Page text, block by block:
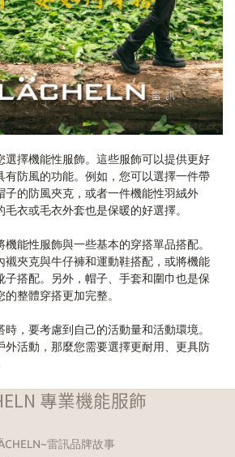
選擇機能性服飾。這些服飾可以提供更好
有防風的功能。例如，您可以選擇一件帶
子的防風夾克，或者一件機能性羽絨外
衣或毛衣外套也是保暖的好選擇。
能性服飾與一些基本的穿搭單品搭配。
襯夾克與牛仔褲和運動鞋搭配，或將機能
子搭配。另外，帽子、手套和圍巾也是保
整體穿搭更加完整。
，要考慮到自己的活動量和活動環境。
外活動，那麼您需要選擇更耐用、更具防
專業機能服飾
雷訊品牌故事